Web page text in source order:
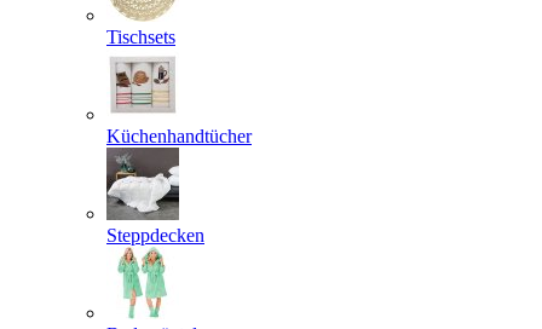
Tischsets
Küchenhandtücher
Steppdecken